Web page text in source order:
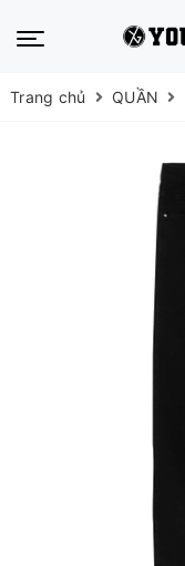
Trang chủ QUẦN